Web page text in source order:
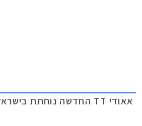
אאודי TT החדשה נוחתת בישראל